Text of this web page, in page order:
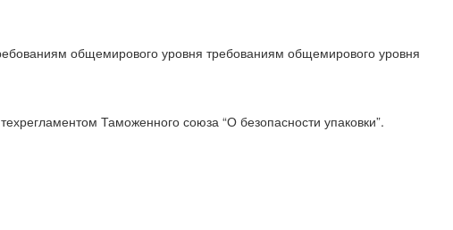
общемирового уровня требованиям общемирового уровня
Таможенного союза “О безопасности упаковки”.